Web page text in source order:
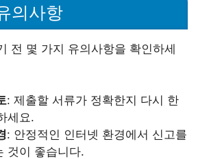
의사항
전 몇 가지 유의사항을 확인하세
: 제출할 서류가 정확한지 다시 한
세요.
: 안정적인 인터넷 환경에서 신고를
것이 좋습니다.